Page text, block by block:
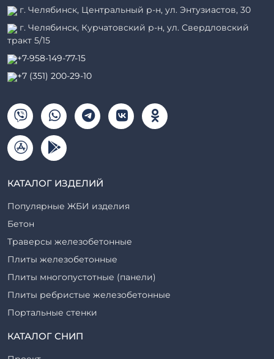
г. Челябинск, Центральный р-н, ул. Энтузиастов, 30
г. Челябинск, Курчатовский р-н, ул. Свердловский
тракт 5/15
+7-958-149-77-15
+7 (351) 200-29-10
КАТАЛОГ ИЗДЕЛИЙ
Популярные ЖБИ изделия
Бетон
Траверсы железобетонные
Плиты железобетонные
Плиты многопустотные (панели)
Плиты ребристые железобетонные
Портальные стенки
Прогоны железобетонные
КАТАЛОГ СНИП